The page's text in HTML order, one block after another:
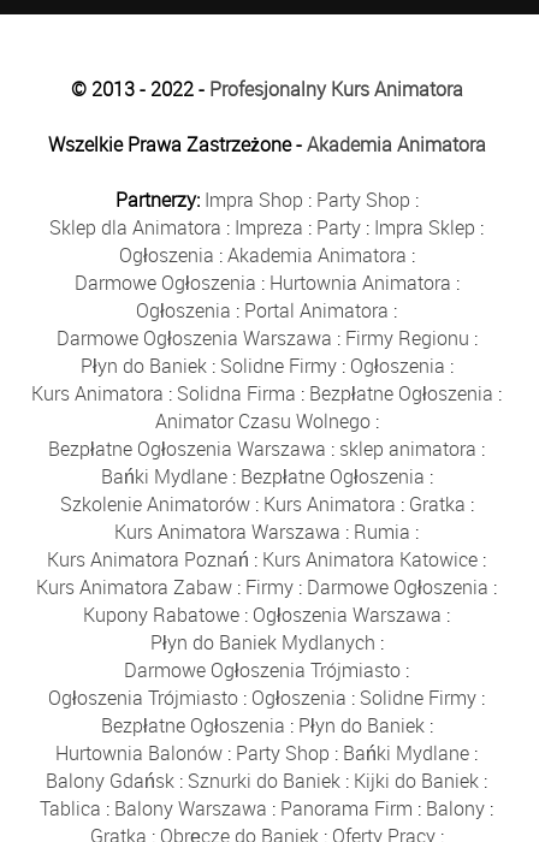
© 2013 - 2022 - Profesjonalny Kurs Animatora
Wszelkie Prawa Zastrzeżone -Akademia Animatora
Partnerzy: Impra Shop : Party Shop :
Sklep dla Animatora : Impreza : Party : Impra Sklep :
Ogłoszenia :Akademia Animatora :
Darmowe Ogłoszenia : Hurtownia Animatora :
Ogłoszenia : Portal Animatora :
Darmowe Ogłoszenia Warszawa : Firmy Regionu :
Płyn do Baniek: Solidne Firmy: Ogłoszenia :
Kurs Animatora : Solidna Firma : Bezpłatne Ogłoszenia :
Animator Czasu Wolnego:
Bezpłatne Ogłoszenia Warszawa : sklep animatora :
Bańki Mydlane: Bezpłatne Ogłoszenia :
Szkolenie Animatorów: Kurs Animatora : Gratka :
Kurs Animatora Warszawa : Rumia :
Kurs Animatora Poznań : Kurs Animatora Katowice :
Kurs Animatora Zabaw : Firmy : Darmowe Ogłoszenia :
Kupony Rabatowe : Ogłoszenia Warszawa :
Płyn do Baniek Mydlanych :
Darmowe Ogłoszenia Trójmiasto :
Ogłoszenia Trójmiasto : Ogłoszenia : Solidne Firmy :
Bezpłatne Ogłoszenia : Płyn do Baniek:
Hurtownia Balonów : Party Shop : Bańki Mydlane :
Balony Gdańsk : Sznurki do Baniek : Kijki do Baniek :
Tablica : Balony Warszawa : Panorama Firm : Balony :
Gratka : Obręcze do Baniek: Oferty Pracy: